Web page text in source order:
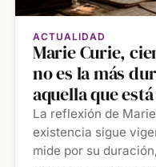
ACTUALIDAD
Marie Curie,
no es la más
aquella que
acciones"
La reflexión de
existencia sigue
mide por su